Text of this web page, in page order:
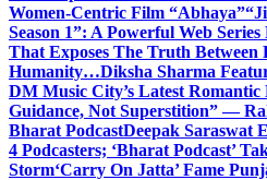
Women-Centric Film “Abhaya”
Season 1”: A Powerful Web
That Exposes The Truth
Humanity…Diksha Sharma
DM Music City’s Latest Romantic
Guidance, Not Superstition” —
Bharat PodcastDeepak Saraswat
4 Podcasters; ‘Bharat Podcast’
Storm‘Carry On Jatta’ Fame